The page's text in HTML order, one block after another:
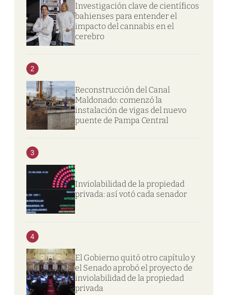
Investigación clave de científicos
bahienses para entender el
impacto del cannabis en el
cerebro
2
Reconstrucción del Canal
Maldonado: comenzó la
instalación de vigas del nuevo
puente de Pampa Central
3
Inviolabilidad de la propiedad
privada: así votó cada senador
4
El Gobierno quitó otro capítulo y
el Senado aprobó el proyecto de
inviolabilidad de la propiedad
privada